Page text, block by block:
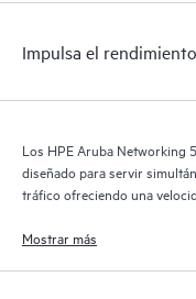
Impulsa el
Los HPE Aruba Networking
diseñado para servir
tráfico ofreciendo una
Mostrar más